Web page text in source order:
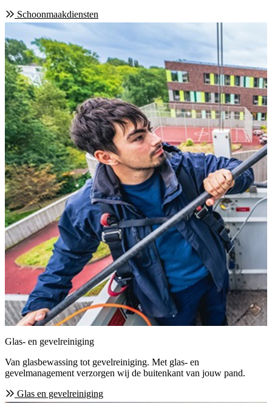
Schoonmaakdiensten
Glas- en gevelreiniging
Van glasbewassing tot gevelreiniging. Met glas- en
gevelmanagement verzorgen wij de buitenkant van jouw pand.
Glas en gevelreiniging